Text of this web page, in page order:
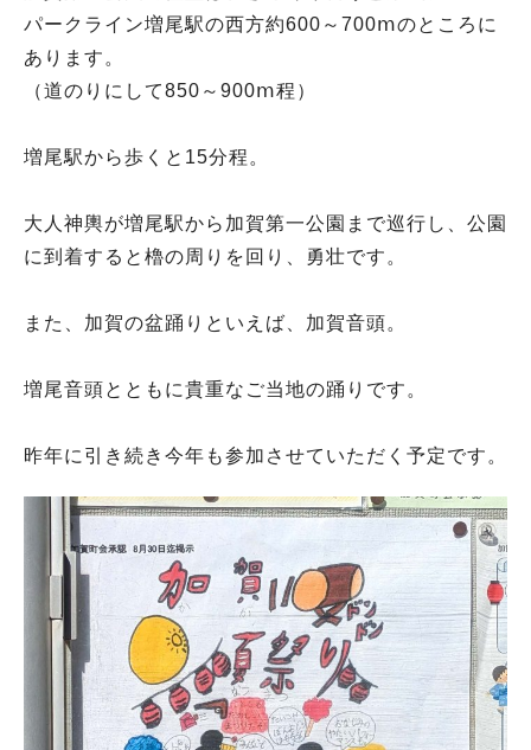
パークライン増尾駅の西方約600～700ⅿのところに
あります。
（道のりにして850～900ⅿ程）
増尾駅から歩くと15分程。
大人神輿が増尾駅から加賀第一公園まで巡行し、公園
に到着すると櫓の周りを回り、勇壮です。
また、加賀の盆踊りといえば、加賀音頭。
増尾音頭とともに貴重なご当地の踊りです。
昨年に引き続き今年も参加させていただく予定です。